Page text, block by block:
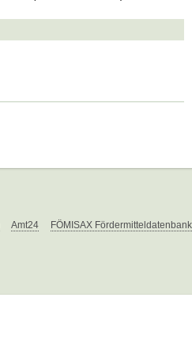
Amt24 FÖMISAX Fördermitteldatenbank